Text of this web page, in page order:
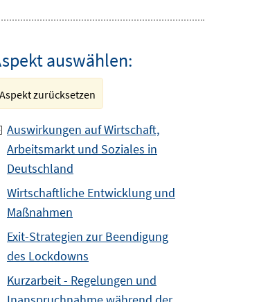
auswählen:
Aspekt zurücksetzen
Auswirkungen auf Wirtschaft,
Arbeitsmarkt und Soziales in
Deutschland
Wirtschaftliche Entwicklung und
Maßnahmen
Exit-Strategien zur Beendigung
des Lockdowns
Kurzarbeit - Regelungen und